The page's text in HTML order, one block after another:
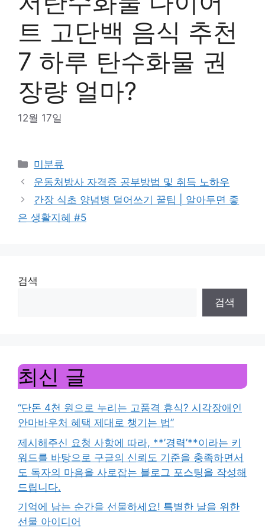
트 고단백 음식 추천
7 하루 탄수화물 권
장량 얼마?
12월 17일
Categories
미분류
운동처방사 자격증 공부방법 및 취득 노하우
간장 식초 양념병 덜어쓰기 꿀팁 | 알아두면 좋
은 생활지혜 #5
검색
검색
최신 글
“단돈 4천 원으로 누리는 고품격 휴식? 시각장애인
안마바우처 혜택 제대로 챙기는 법”
제시해주신 요청 사항에 따라, **’경력’**이라는 키
워드를 바탕으로 구글의 신뢰도 기준을 충족하면서
도 독자의 마음을 사로잡는 블로그 포스팅을 작성해
드립니다.
기억에 남는 순간을 선물하세요! 특별한 날을 위한
선물 아이디어